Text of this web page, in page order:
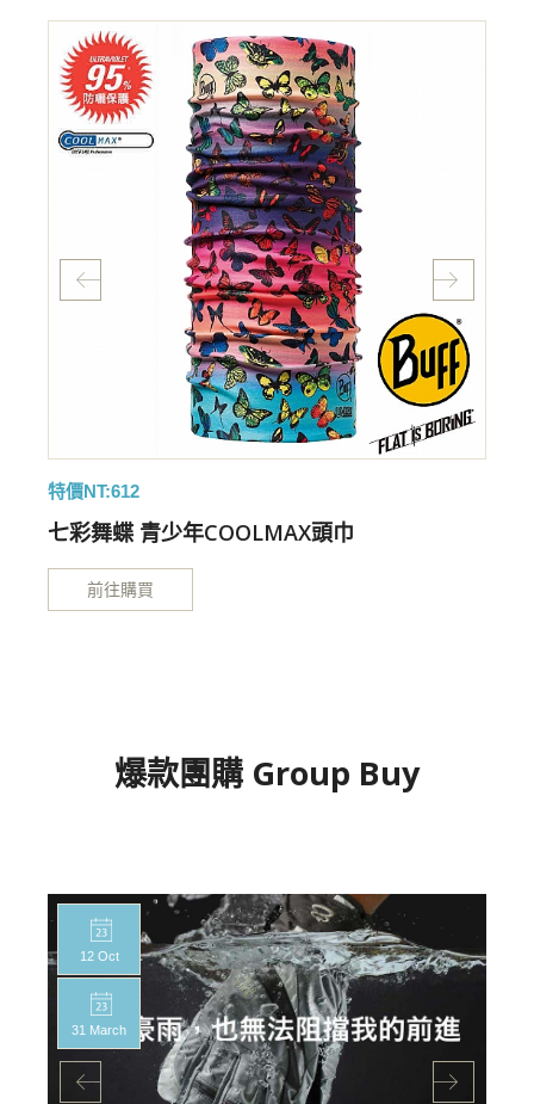
特價NT:612
七彩舞蝶 青少年COOLMAX頭巾
前往購買
爆款團購 Group Buy
12 Oct
31 March